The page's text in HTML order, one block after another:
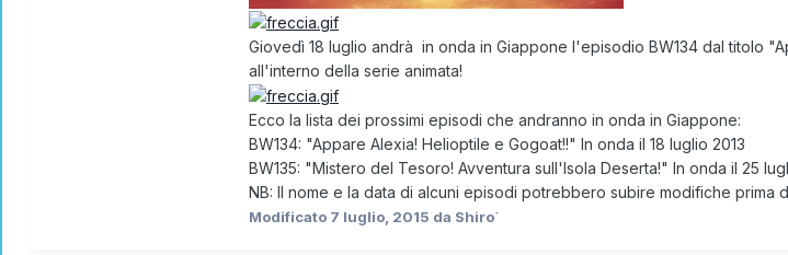
Giovedì 18 luglio andrà in onda in Giappone l'episodio BW134 dal titolo
all'interno della serie animata!
Ecco la lista dei prossimi episodi che andranno in onda in Giappone:
BW134: "Appare Alexia! Helioptile e Gogoat!!" In onda il 18 luglio 2013
BW135: "Mistero del Tesoro! Avventura sull'Isola Deserta!" In onda il 25
NB: Il nome e la data di alcuni episodi potrebbero subire modifiche prima
Modificato 7 luglio, 2015 da Shiro`